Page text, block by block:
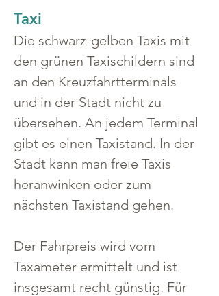
Taxi
Die schwarz-gelben Taxis mit
den grünen Taxischildern sind
an den Kreuzfahrtterminals
und in der Stadt nicht zu
übersehen. An jedem Terminal
gibt es einen Taxistand. In der
Stadt kann man freie Taxis
heranwinken oder zum
nächsten Taxistand gehen.
Der Fahrpreis wird vom
Taxameter ermittelt und ist
insgesamt recht günstig. Für